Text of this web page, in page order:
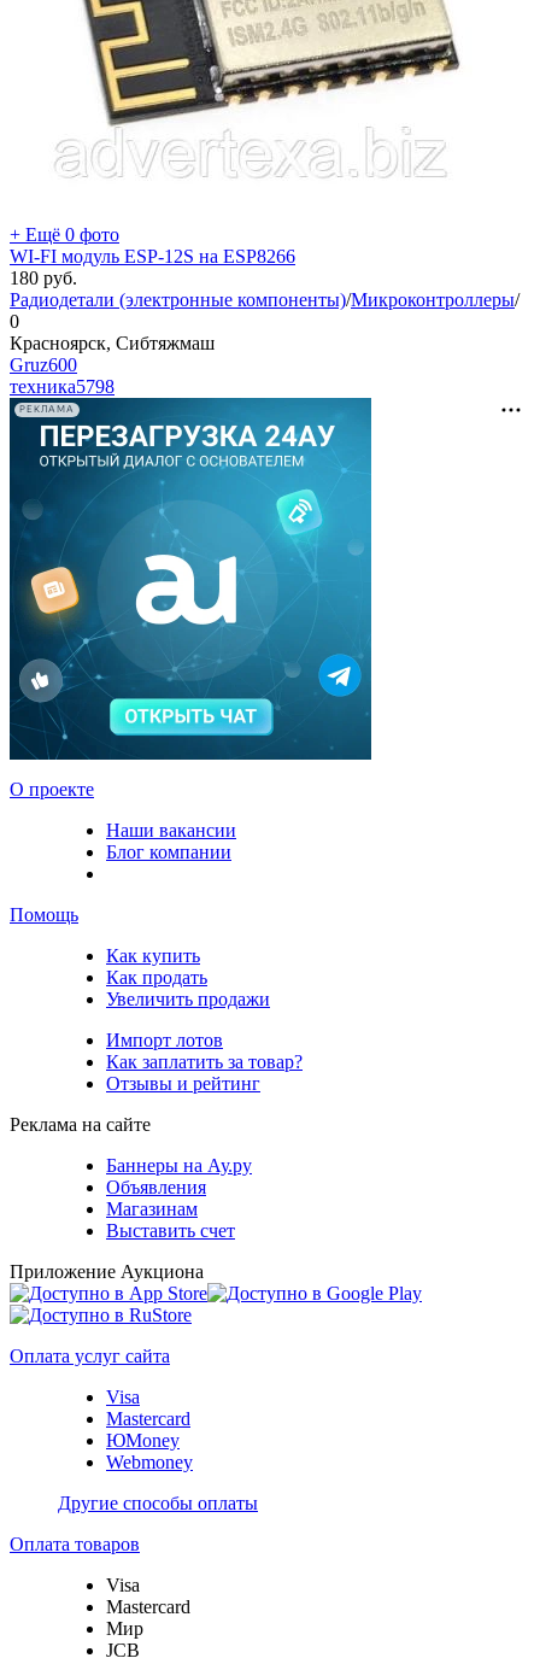
+ Ещё 0 фото
WI-FI модуль ESP-12S на ESP8266
180 руб.
Радиодетали (электронные компоненты)/Микроконтроллеры/
0
Красноярск, Сибтяжмаш
Gruz600
техника5798
РЕКЛАМА
О проекте
Наши вакансии
Блог компании
Помощь
Как купить
Как продать
Увеличить продажи
Импорт лотов
Как заплатить за товар?
Отзывы и рейтинг
Реклама на сайте
Баннеры на Ау.ру
Объявления
Магазинам
Выставить счет
Приложение Аукциона
Оплата услуг сайта
Visa
Mastercard
ЮMoney
Webmoney
Другие способы оплаты
Оплата товаров
Visa
Mastercard
Мир
JCB